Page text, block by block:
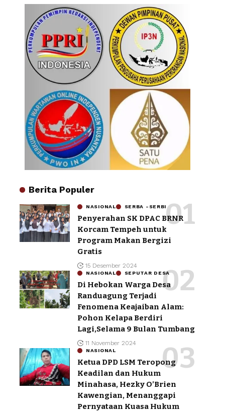
Berita Populer
NASIONAL SERBA -SERBI
Penyerahan SK DPAC BRNR
Korcam Tempeh untuk
Program Makan Bergizi
Gratis
15 Desember 2024
NASIONAL SEPUTAR DESA
Di Hebokan Warga Desa
Randuagung Terjadi
Fenomena Keajaiban Alam:
Pohon Kelapa Berdiri
Lagi,Selama 9 Bulan Tumbang
11 November 2024
NASIONAL
Ketua DPD LSM Teropong
Keadilan dan Hukum
Minahasa, Hezky O’Brien
Kawengian, Menanggapi
Pernyataan Kuasa Hukum